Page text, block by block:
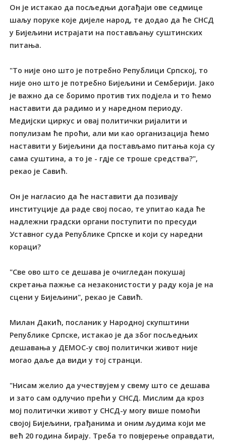
Он је истакао да посљедњи догађаји ове седмице
шаљу поруке које дијеле народ, те додао да ће СНСД
у Бијељини истрајати на постављању суштинских
питања.
"Tо није оно што је потребно Републици Српској, то
није оно што је потребно Бијељини и Семберији. Јако
је важно да се боримо против тих подјела и то ћемо
наставити да радимо и у наредном периоду.
Медијски циркус и овај политички ријалити и
популизам ће проћи, али ми као организација ћемо
наставити у Бијељини да постављамо питања која су
сама суштина, а то је - гдје се троше средства?",
рекао је Савић.
Он је нагласио да ће наставити да позивају
институције да раде свој посао, те упитао када ће
надлежни градски органи поступити по пресуди
Уставног суда Републике Српске и који су наредни
кораци?
"Све ово што се дешава је очигледан покушај
скретања пажње са незаконистости у раду која је на
сцени у Бијељини", рекао је Савић.
Милан Дакић, посланик у Народној скупштини
Републике Српске, истакао је да због посљедњих
дешавања у ДЕМОС-у свој политички живот није
могао даље да види у тој странци.
"Нисам желио да учествујем у свему што се дешава
и зато сам одлучио прећи у СНСД. Мислим да кроз
мој политички живот у СНСД-у могу више помоћи
својој Бијељини, грађанима и оним људима који ме
већ 20 година бирају. Tреба то повјерење оправдати,